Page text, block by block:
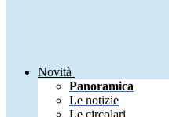
Novità
Panoramica
Le notizie